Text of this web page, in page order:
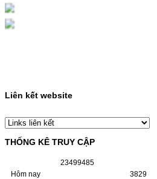
HỘP MỰC MÀU SAMSUNG CLT-403S CHO
DÒNG MÁY SL-C435/C436MÃ HỘP MỰC:-
Samsung CLT-403S- Loại mực: Mực in laser
màuSỬ DỤNG CHO MÁY IN:- Samsung SL-
(W1110A) CHO DÒNG MÁY
LBP 243/MF 461DW
MÁY LBP 243/MF 461DWMÃ HỘP MỰC:-
Hộp mực HP 110A (W1110A)- Loại mực:
Liên kết website
THỐNG KÊ TRUY CẬP
23499485
Hôm nay
3829